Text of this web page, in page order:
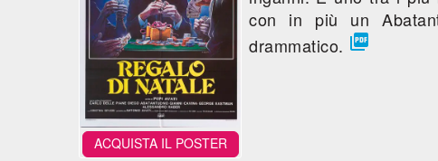
ACQUISTA IL POSTER
con in più un
drammatico. 